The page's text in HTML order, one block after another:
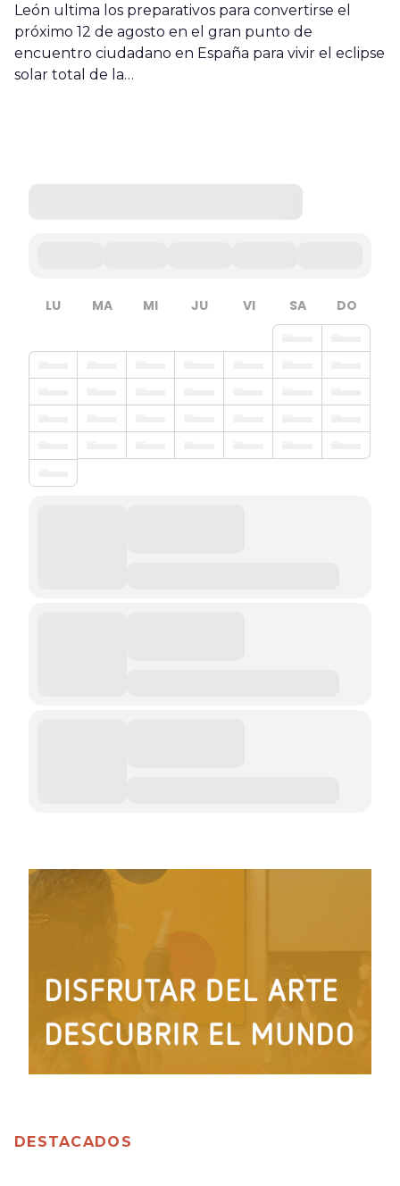
León ultima los preparativos para convertirse el
próximo 12 de agosto en el gran punto de
encuentro ciudadano en España para vivir el eclipse
solar total de la…
LU MA MI JU VI SA DO
DESTACADOS